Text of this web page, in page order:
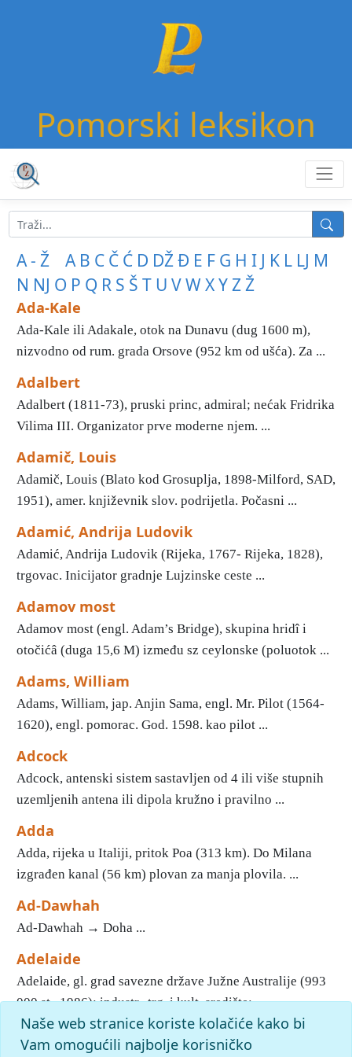
Pomorski leksikon
A - Ž A B C Č Ć D DŽĐ E F G H I J K L LJ M
N NJ O P Q R S Š T U VWXYZŽ
Ada-Kale
Ada-Kale ili Adakale, otok na Dunavu (dug 1600 m),
nizvodno od rum. grada Orsove (952 km od ušća). Za ...
Adalbert
Adalbert (1811-73), pruski princ, admiral; nećak Fridrika
Vilima III. Organizator prve moderne njem. ...
Adamič, Louis
Adamič, Louis (Blato kod Grosuplja, 1898-Milford, SAD,
1951), amer. književnik slov. podrijetla. Počasni ...
Adamić, Andrija Ludovik
Adamić, Andrija Ludovik (Rijeka, 1767- Rijeka, 1828),
trgovac. Inicijator gradnje Lujzinske ceste ...
Adamov most
Adamov most (engl. Adam’s Bridge), skupina hridî i
otočićâ (duga 15,6 M) između sz ceylonske (poluotok ...
Adams, William
Adams, William, jap. Anjin Sama, engl. Mr. Pilot (1564-
1620), engl. pomorac. God. 1598. kao pilot ...
Adcock
Adcock, antenski sistem sastavljen od 4 ili više stupnih
uzemljenih antena ili dipola kružno i pravilno ...
Adda
Adda, rijeka u Italiji, pritok Poa (313 km). Do Milana
izgrađen kanal (56 km) plovan za manja plovila. ...
Ad-Dawhah
Ad-Dawhah → Doha ...
Adelaide
Adelaide, gl. grad savezne države Južne Australije (993
000 st., 1986); industr., trg. i kult. središte; ...
Naše web stranice koriste kolačiće kako bi
Vam omogućili najbolje korisničko